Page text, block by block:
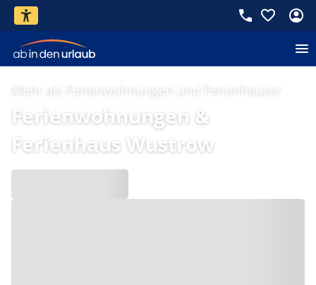
Mehr als Ferienwohnungen und Ferienhäuser
Ferienwohnungen &
Ferienhaus Wustrow